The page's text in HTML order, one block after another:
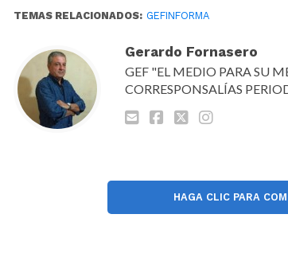
TEMAS RELACIONADOS: GEFINFORMA
Gerardo Fornasero
GEF "EL MEDIO PARA SU
CORRESPONSALÍAS
HAGA CLIC PARA